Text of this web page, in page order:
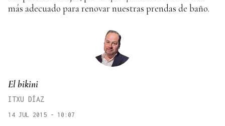
más adecuado para renovar nuestras prendas de baño.
El bikini
ITXU DÍAZ
14 JUL 2015 - 10:07